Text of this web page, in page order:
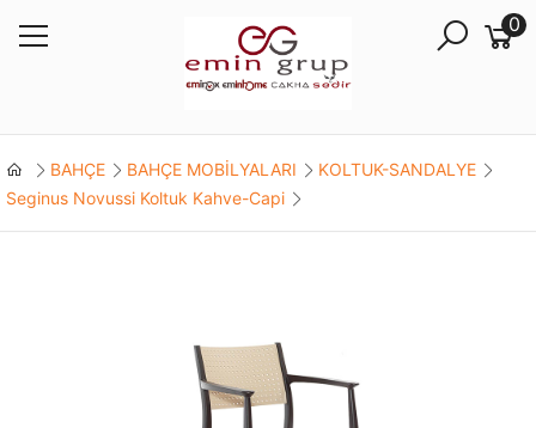
0
BAHÇE BAHÇE MOBİLYALARI
KOLTUK-SANDALYE
Seginus Novussi Koltuk Kahve-Capi